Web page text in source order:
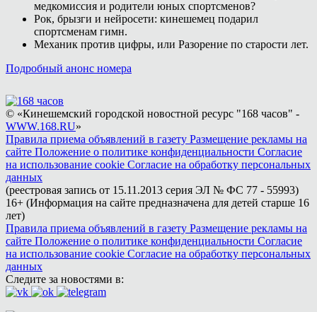
медкомиссия и родители юных спортсменов?
Рок, брызги и нейросети: кинешемец подарил
спортсменам гимн.
Механик против цифры, или Разорение по старости лет.
Подробный анонс номера
© «Кинешемский городской новостной ресурс "168 часов" -
WWW.168.RU»
Правила приема объявлений в газету Размещение рекламы на
сайте Положение о политике конфиденциальности Согласие
на использование cookie Согласие на обработку персональных
данных
(реестровая запись от 15.11.2013 серия ЭЛ № ФС 77 - 55993)
16+ (Информация на сайте предназначена для детей старше 16
лет)
Правила приема объявлений в газету Размещение рекламы на
сайте Положение о политике конфиденциальности Согласие
на использование cookie Согласие на обработку персональных
данных
Следите за новостями в: